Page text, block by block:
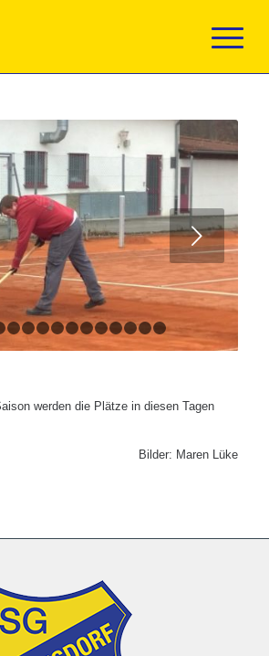
Weiter
1 2 3 4 5 6 7 8 9 1011 12
werden die Plätze in diesen Tagen
Bilder: Maren Lüke